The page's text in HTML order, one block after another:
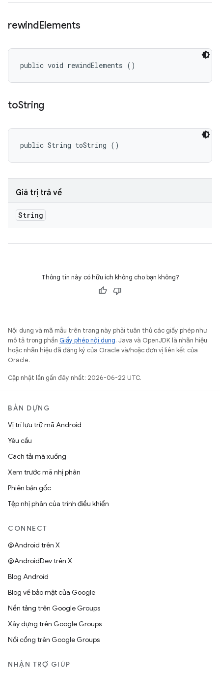
rewindElements
public void rewindElements ()
toString
public String toString ()
Giá trị trả về
String
Thông tin này có hữu ích không cho bạn không?
Nội dung và mã mẫu trên trang này phải tuân thủ các giấy phép như
mô tả trong phần Giấy phép nội dung. Java và OpenJDK là nhãn hiệu
hoặc nhãn hiệu đã đăng ký của Oracle và/hoặc đơn vị liên kết của
Oracle.
Cập nhật lần gần đây nhất: 2026-06-22 UTC.
BẢN DỰNG
Vị trí lưu trữ mã Android
Yêu cầu
Cách tải mã xuống
Xem trước mã nhị phân
Phiên bản gốc
Tệp nhị phân của trình điều khiển
CONNECT
@Android trên X
@AndroidDev trên X
Blog Android
Blog về bảo mật của Google
Nền tảng trên Google Groups
Xây dựng trên Google Groups
Nối cổng trên Google Groups
NHẬN TRỢ GIÚP